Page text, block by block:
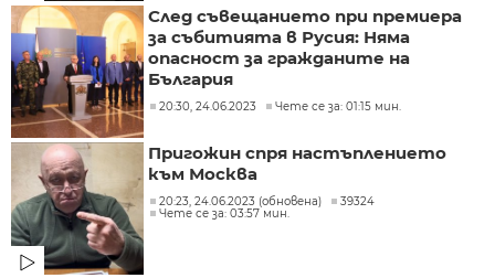
След съвещанието при премиера
за събитията в Русия: Няма
опасност за гражданите на
България
20:30, 24.06.2023 Чете се за: 01:15 мин.
Пригожин спря настъплението
към Москва
20:23, 24.06.2023 (обновена)
39324
Чете се за: 03:57 мин.